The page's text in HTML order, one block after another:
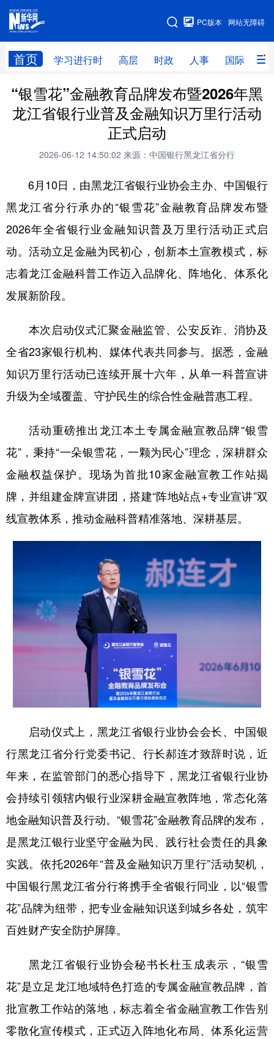
网站无障碍
PC版本
首页 学习进行时 高层 时政 人事 国际 财
网站地图
学习进行时 高层 时政 人事
国际 财经 网评 港澳
思客智库 全球连线
军事 访谈 视频
食品 人居 信息化 乡村振兴
溯源中国 城市 旅游 能源
会展
悦读 公益 书画 一带一路
亚太网 上市公司 投教基地
地方频道
北京 天津 河北 山西
辽宁 吉林 上海 江苏
浙江 安徽 福建 江西
山东 河南 湖北 湖南
广东 广西 海南 重庆
甘肃 青海
新疆 内蒙古 黑龙江
多语种频道
Español Français
Русский язык 日本語 한국어
Deutsch Português
“银雪花”金融教育品牌发布暨2026年黑
龙江省银行业普及金融知识万里行活动
正式启动
2026-06-12 14:50:02 来源：中国银行黑龙江省分行
6月10日，由黑龙江省银行业协会主办、中国银行
黑龙江省分行承办的“银雪花”金融教育品牌发布暨
2026年全省银行业金融知识普及万里行活动正式启
动。活动立足金融为民初心，创新本土宣教模式，标
志着龙江金融科普工作迈入品牌化、阵地化、体系化
发展新阶段。
本次启动仪式汇聚金融监管、公安反诈、消协及
全省23家银行机构、媒体代表共同参与。据悉，金融
知识万里行活动已连续开展十六年，从单一科普宣讲
升级为全域覆盖、守护民生的综合性金融普惠工程。
活动重磅推出龙江本土专属金融宣教品牌“银雪
花”，秉持“一朵银雪花，一颗为民心”理念，深耕群众
金融权益保护。现场为首批10家金融宣教工作站揭
牌，并组建金牌宣讲团，搭建“阵地站点+专业宣讲”双
线宣教体系，推动金融科普精准落地、深耕基层。
启动仪式上，黑龙江省银行业协会会长、中国银
行黑龙江省分行党委书记、行长郝连才致辞时说，近
年来，在监管部门的悉心指导下，黑龙江省银行业协
会持续引领辖内银行业深耕金融宣教阵地，常态化落
地金融知识普及行动。“银雪花”金融教育品牌的发布，
是黑龙江银行业坚守金融为民、践行社会责任的具象
实践。依托2026年“普及金融知识万里行”活动契机，
中国银行黑龙江省分行将携手全省银行同业，以“银雪
花”品牌为纽带，把专业金融知识送到城乡各处，筑牢
百姓财产安全防护屏障。
黑龙江省银行业协会秘书长杜玉成表示，“银雪
花”是立足龙江地域特色打造的专属金融宣教品牌，首
批宣教工作站的落地，标志着全省金融宣教工作告别
零散化宣传模式，正式迈入阵地化布局、体系化运营